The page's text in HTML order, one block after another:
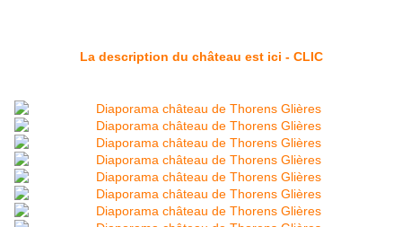
La description du château est ici - CLIC